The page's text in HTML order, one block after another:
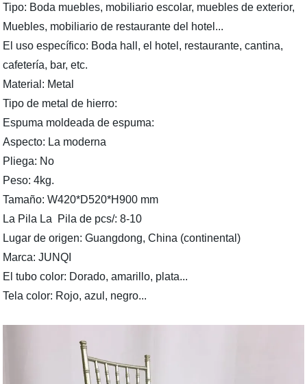
Tipo: Boda muebles, mobiliario escolar, muebles de exterior,
Muebles, mobiliario de restaurante del hotel...
El uso específico: Boda hall, el hotel, restaurante, cantina,
cafetería, bar, etc.
Material: Metal
Tipo de metal de hierro:
Espuma moldeada de espuma:
Aspecto: La moderna
Pliega: No
Peso: 4kg.
Tamaño: W420*D520*H900 mm
La Pila La Pila de pcs/: 8-10
Lugar de origen: Guangdong, China (continental)
Marca: JUNQI
El tubo color: Dorado, amarillo, plata...
Tela color: Rojo, azul, negro...